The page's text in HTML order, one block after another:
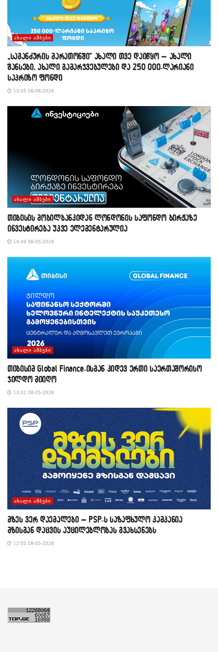
ᲐᲮᲐᲚᲘ ᲐᲛᲑᲔᲑᲘ
„საგანძურის მარათონში“ ახალი თვე დაიწყო – ახალი
შანსები, ახალი გამარჯვებულები და 250 000-ლარიანი
საპრიზო ფონდი
13:05 08-06-2026
ᲐᲮᲐᲚᲘ ᲐᲛᲑᲔᲑᲘ
თიბისის მობილბანკიდან ლონდონის საფონდო ბირჟაზე
ინვესტირება უკვე ელემენტარულია
14:49 08-05-2026
ᲐᲮᲐᲚᲘ ᲐᲛᲑᲔᲑᲘ
თიბისიმ Global Finance-ისგან კიდევ ერთი საერთაშორისო
ჯილდო მიიღო
13:02 08-05-2026
ᲐᲮᲐᲚᲘ ᲐᲛᲑᲔᲑᲘ
მზეს ვერ დაემალები – PSP-ს საზაფხულო კამპანია
მზისგან დაცვის აუცილებლობას გვახსენებს
12:55 08-05-2026